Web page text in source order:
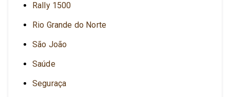
Rally 1500
Rio Grande do Norte
São João
Saúde
Seguraça